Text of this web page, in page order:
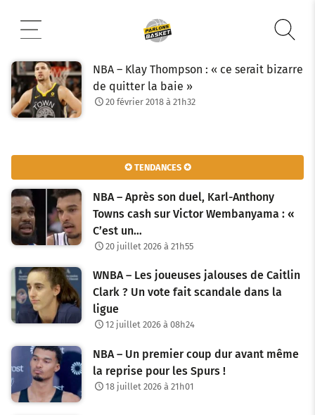
contenu
NBA – Klay Thompson : « ce serait bizarre
de quitter la baie »
20 février 2018 à 21h32
✪ TENDANCES ✪
NBA – Après son duel, Karl-Anthony
Towns cash sur Victor Wembanyama : «
C’est un…
20 juillet 2026 à 21h55
WNBA – Les joueuses jalouses de Caitlin
Clark ? Un vote fait scandale dans la
ligue
12 juillet 2026 à 08h24
NBA – Un premier coup dur avant même
la reprise pour les Spurs !
18 juillet 2026 à 21h01